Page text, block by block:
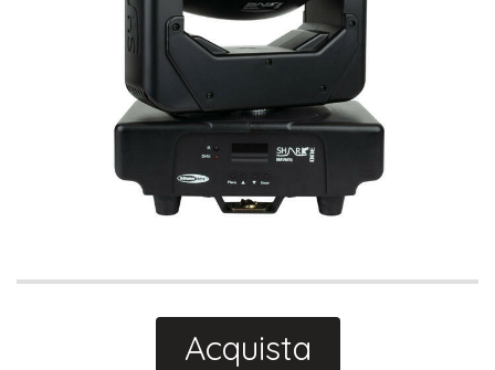
Acquista